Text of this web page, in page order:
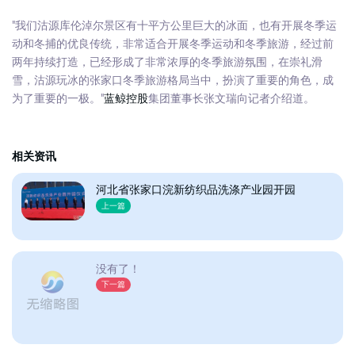
"我们沽源库伦淖尔景区有十平方公里巨大的冰面，也有开展冬季运
动和冬捕的优良传统，非常适合开展冬季运动和冬季旅游，经过前
两年持续打造，已经形成了非常浓厚的冬季旅游氛围，在崇礼滑
雪，沽源玩冰的张家口冬季旅游格局当中，扮演了重要的角色，成
为了重要的一极。"蓝鲸控股集团董事长张文瑞向记者介绍道。
相关资讯
河北省张家口浣新纺织品洗涤产业园开园
上一篇
没有了！
下一篇